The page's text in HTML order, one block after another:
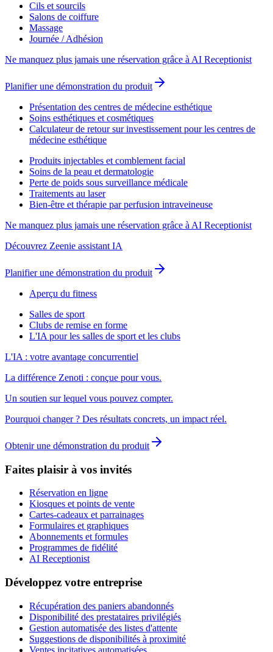
Cils et sourcils
Salons de coiffure
Massage
Journée / Adhésion
Ne manquez plus jamais une réservation grâce à AI Receptionist
Planifier une démonstration du produit
Présentation des centres de médecine esthétique
Soins esthétiques et cosmétiques
Calculateur de retour sur investissement pour les centres de
médecine esthétique
Produits injectables et comblement facial
Soins de la peau et dermatologie
Perte de poids sous surveillance médicale
Traitements au laser
Bien-être et thérapie par perfusion intraveineuse
Ne manquez plus jamais une réservation grâce à AI Receptionist
Découvrez Zeenie assistant IA
Planifier une démonstration du produit
Aperçu du fitness
Salles de sport
Clubs de remise en forme
L'IA pour les salles de sport et les clubs
L'IA : votre avantage concurrentiel
La différence Zenoti : conçue pour vous.
Un soutien sur lequel vous pouvez compter.
Pourquoi changer ? Des résultats concrets, un impact réel.
Obtenir une démonstration du produit
Faites plaisir à vos invités
Réservation en ligne
Kiosques et points de vente
Cartes-cadeaux et parrainages
Formulaires et graphiques
Abonnements et formules
Programmes de fidélité
AI Receptionist
Développez votre entreprise
Récupération des paniers abandonnés
Disponibilité des prestataires privilégiés
Gestion automatisée des listes d'attente
Suggestions de disponibilités à proximité
Ventes incitatives automatisées